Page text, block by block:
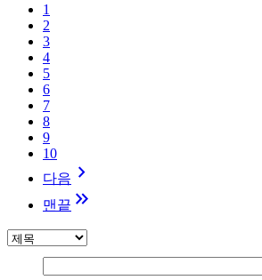
1
2
3
4
5
6
7
8
9
10
다음 keyboard_arrow_right
맨끝 keyboard_double_arrow_right